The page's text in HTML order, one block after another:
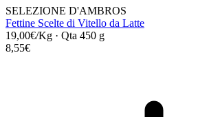
SELEZIONE D'AMBROS
Fettine Scelte di Vitello da Latte
19,00€/Kg · Qta 450 g
8,55€